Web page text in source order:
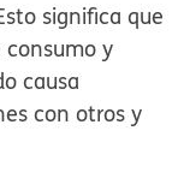
significa que
y
causa
con otros y